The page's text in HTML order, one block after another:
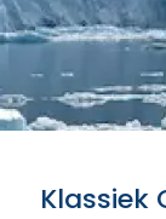
Klassiek